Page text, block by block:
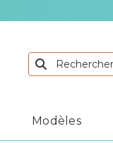
Modèles